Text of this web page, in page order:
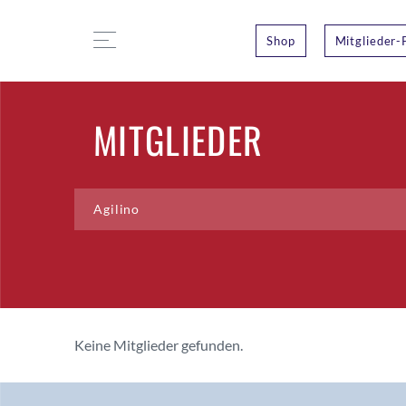
Shop Mitglieder-
MITGLIEDER
Keine Mitglieder gefunden.